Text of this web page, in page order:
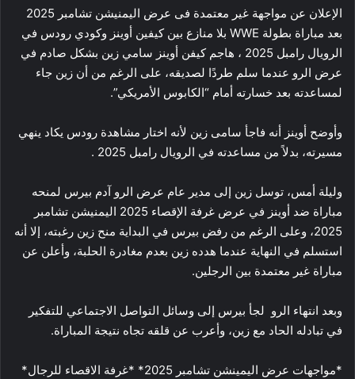
الإعلان عن مواجهة غير معتمدة فى عرض اليمنيشن تشامبر 2025
بعد مباراة بطولة WWE بلا منازع بين كيفين أوينز وكودي رودس في
الرويال رامبل 2025 ، هاجم كيفن أوينز سامي زين بشكل صادم في
عرض الرو عندما سلم طردًا لصديقه، على الرغم من أن زين جاء
لمساعدته بعد خسارته أمام “الكابوس الأمريكي”.
وأوضح أوينز أنه فاجأ سامى زين لأنه اختار مشاهدة رودس يكاد ينهي
مسيرته، بدلاً من مساعدته في الرويال رامبل 2025 .
وليلة أمس، توسل زين إلى مدير عام عرض الرو آدم بيرس لمنحه
مباراة ضد أوينز في عرض غرفة الإقصاء 2025 اليمنيشن تشامبر
2025، وعلى الرغم من رفض بيرس في البداية منح زين رغبته، إلا أنه
استسلم في النهاية عندما هدده زين بعدم مغادرة الحلبة، وأعلن عن
مباراة غير معتمدة بين الرجلين.
وبعد انتهاء الرو لجأ بيرس إلى وسائل التواصل الاجتماعي للتفكير
في تبادله الحاد مع زين، وأعرب عن قلقه تجاه نتيجة المباراة.
*مواجهات عرض اليمينشن تشامبر 2025* *غرفة الاقصاء للرجال*